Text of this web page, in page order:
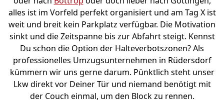
alles ist im Vorfeld perfekt organisiert und am Tag X ist
weit und breit kein Parkplatz verfügbar. Die Motivation
sinkt und die Zeitspanne bis zur Abfahrt steigt. Kennst
Du schon die Option der Halteverbotszonen? Als
professionelles Umzugsunternehmen in Rüdersdorf
kümmern wir uns gerne darum. Pünktlich steht unser
Lkw direkt vor Deiner Tür und niemand benötigt mit
der Couch einmal, um den Block zu rennen.